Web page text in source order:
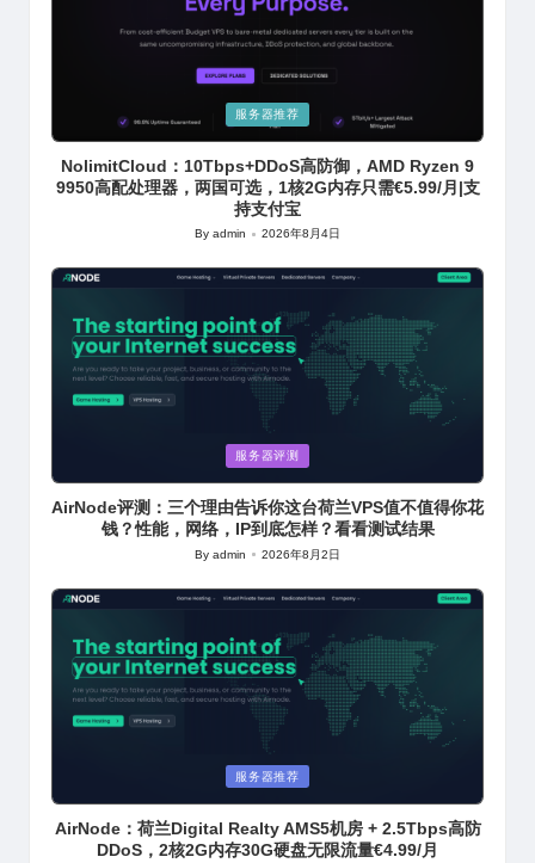
Posted
in
服务器推荐
NolimitCloud：10Tbps+DDoS高防御，AMD Ryzen 9
9950高配处理器，两国可选，1核2G内存只需€5.99/月|支
持支付宝
Posted
Byadmin 2026年8月4日
in
服务器评测
AirNode评测：三个理由告诉你这台荷兰VPS值不值得你花
钱？性能，网络，IP到底怎样？看看测试结果
Posted
Byadmin 2026年8月2日
in
服务器推荐
AirNode：荷兰Digital Realty AMS5机房 + 2.5Tbps高防
DDoS，2核2G内存30G硬盘无限流量€4.99/月